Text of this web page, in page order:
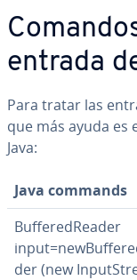
entrada
Para tratar las
que más ayuda es
Java:
Java commands
Bu­f­fe­re­dRea­der
der (new